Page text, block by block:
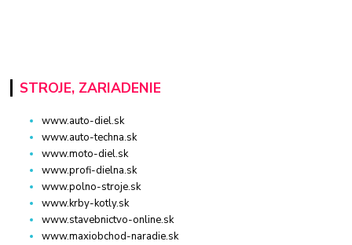
STROJE, ZARIADENIE
www.auto-diel.sk
www.auto-techna.sk
www.moto-diel.sk
www.profi-dielna.sk
www.polno-stroje.sk
www.krby-kotly.sk
www.stavebnictvo-online.sk
www.maxiobchod-naradie.sk